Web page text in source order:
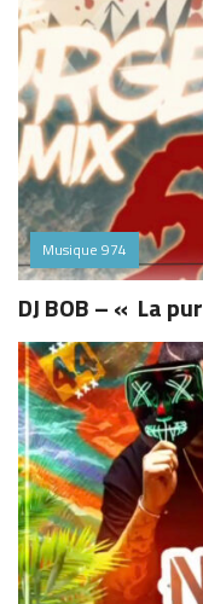
Musique 974
DJ BOB – « La